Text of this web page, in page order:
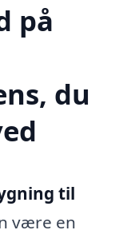
på
du
til
være en